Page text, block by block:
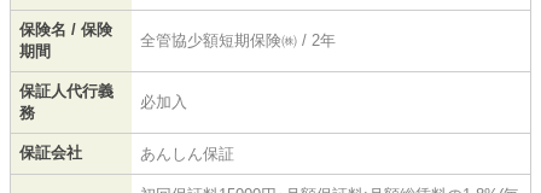
保険名 / 保険
期間
全管協少額短期保険㈱ / 2年
保証人代行義
務
必加入
保証会社 あんしん保証